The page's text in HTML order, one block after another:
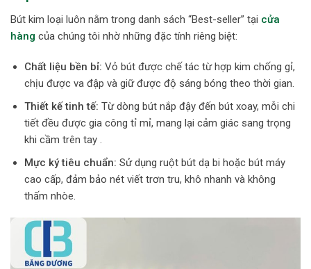
Bút kim loại luôn nằm trong danh sách “Best-seller” tại cửa
hàng của chúng tôi nhờ những đặc tính riêng biệt:
Chất liệu bền bỉ: Vỏ bút được chế tác từ hợp kim chống gỉ,
chịu được va đập và giữ được độ sáng bóng theo thời gian.
Thiết kế tinh tế: Từ dòng bút nắp đậy đến bút xoay, mỗi chi
tiết đều được gia công tỉ mỉ, mang lại cảm giác sang trọng
khi cầm trên tay .
Mực ký tiêu chuẩn: Sử dụng ruột bút dạ bi hoặc bút máy
cao cấp, đảm bảo nét viết trơn tru, khô nhanh và không
thấm nhòe.